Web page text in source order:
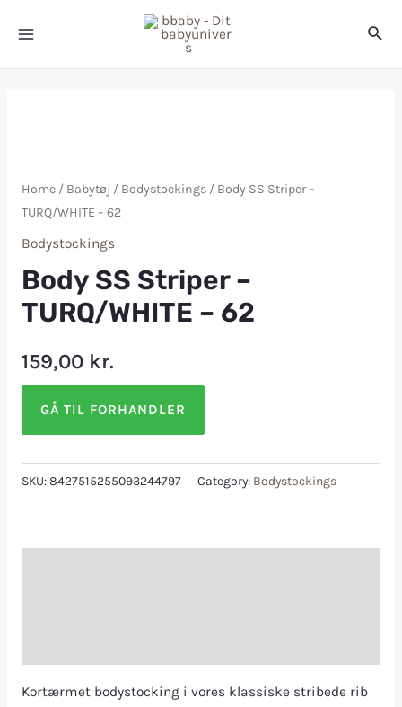
Home/ Babytøj / Bodystockings/ Body SS Striper –
TURQ/WHITE – 62
Bodystockings
Body SS Striper –
TURQ/WHITE – 62
159,00 kr.
GÅ TIL FORHANDLER
SKU:8427515255093244797 Category: Bodystockings
Kortærmet bodystocking i vores klassiske stribede rib